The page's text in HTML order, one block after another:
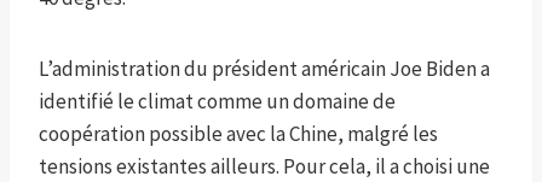
L’administration du président américain Joe Biden a
identifié le climat comme un domaine de
coopération possible avec la Chine, malgré les
tensions existantes ailleurs. Pour cela, il a choisi une